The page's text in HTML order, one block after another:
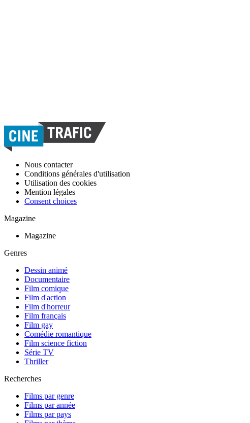
Nous contacter
Conditions générales d'utilisation
Utilisation des cookies
Mention légales
Consent choices
Magazine
Magazine
Genres
Dessin animé
Documentaire
Film comique
Film d'action
Film d'horreur
Film français
Film gay
Comédie romantique
Film science fiction
Série TV
Thriller
Recherches
Films par genre
Films par année
Films par pays